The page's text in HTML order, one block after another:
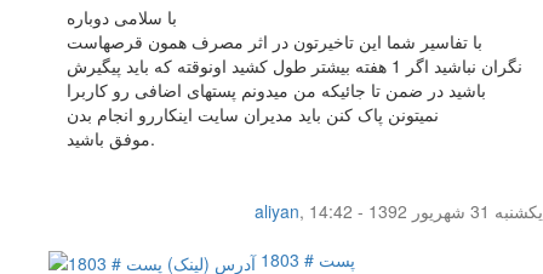
با سلامی دوباره
با تفاسیر شما این تاخیرتون در اثر مصرف همون قرصهاست
نگران نباشید اگر 1 هفته بیشتر طول کشید اونوقته که باید پیگیرش
باشید در ضمن تا جائیکه من میدونم پستهای اضافی رو کاربرا
نمیتونن پاک کنن باید مدیران سایت اینکاررو انجام بدن
موفق باشید.
aliyan,
یکشنبه 31 شهریور 1392 - 14:42
پست # 1803